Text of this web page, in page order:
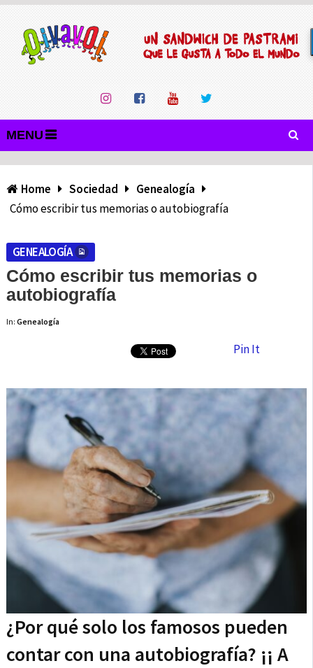
MENU
Home Sociedad
Genealogía
Cómo escribir tus memorias o autobiografía
GENEALOGÍA
Cómo escribir tus memorias o
autobiografía
In: Genealogía
Pin It
¿Por qué solo los famosos pueden
contar con una autobiografía? ¡¡ A